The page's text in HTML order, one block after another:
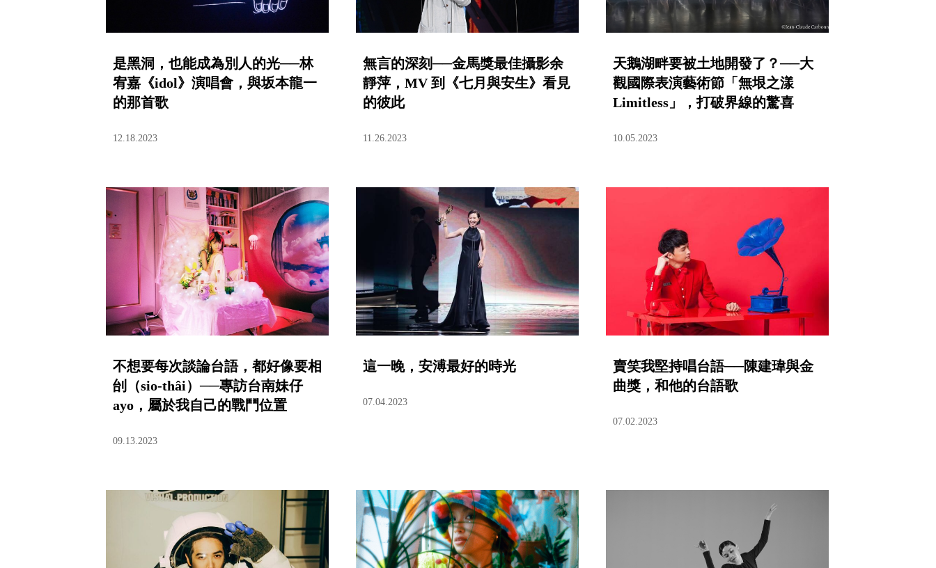
是黑洞，也能成為別人的光──林
宥嘉《idol》演唱會，與坂本龍一
的那首歌
12.18.2023
無言的深刻──金馬獎最佳攝影余
靜萍，MV 到《七月與安生》看見
的彼此
11.26.2023
天鵝湖畔要被土地開發了？──大
觀國際表演藝術節「無垠之漾
Limitless」，打破界線的驚喜
10.05.2023
不想要每次談論台語，都好像要​​相
刣（sio-thâi）──專訪台南妹仔
ayo，屬於我自己的戰鬥位置
09.13.2023
這一晚，安溥最好的時光
07.04.2023
賣笑我堅持唱台語──陳建瑋與金
曲獎，和他的台語歌
07.02.2023